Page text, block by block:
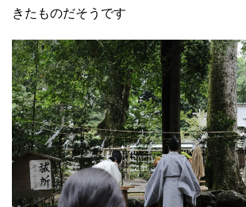
きたものだそうです